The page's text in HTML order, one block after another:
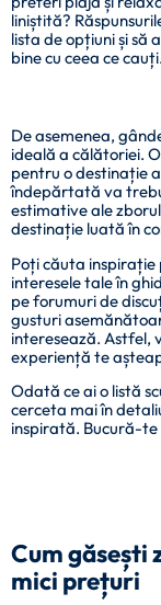
liniștită?
lista de opțiuni și să
bine cu ceea ce cauți.
De asemenea,
ideală a călătoriei.
pentru o destinație
îndepărtată va
estimative ale
destinație luată în
Poți căuta
interesele tale în
pe forumuri de
gusturi
interesează. Astfel,
experiență te
Odată ce ai o listă
cerceta mai în
inspirată. Bucură-
Cum găsești
mici prețuri